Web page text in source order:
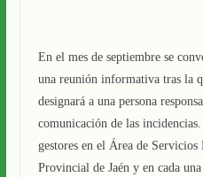
En el mes de septiembre se
una reunión informativa tras la
designará a una persona
comunicación de las
gestores en el Área de
Provincial de Jaén y en cada